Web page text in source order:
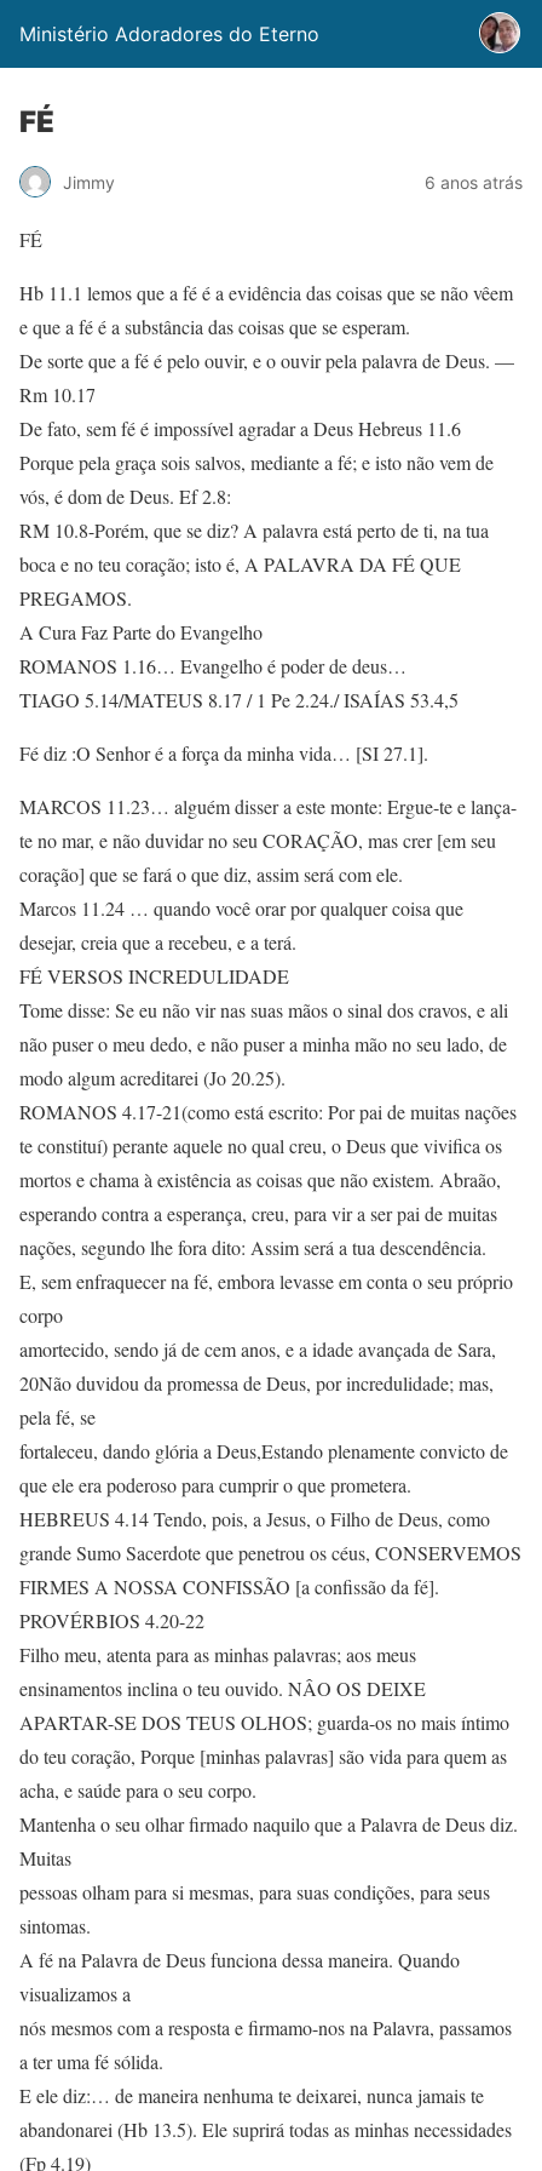
Ministério Adoradores do Eterno
FÉ
Jimmy 6 anos atrás
FÉ
Hb 11.1 lemos que a fé é a evidência das coisas que se não vêem
e que a fé é a substância das coisas que se esperam.
De sorte que a fé é pelo ouvir, e o ouvir pela palavra de Deus. —
Rm 10.17
De fato, sem fé é impossível agradar a Deus Hebreus 11.6
Porque pela graça sois salvos, mediante a fé; e isto não vem de
vós, é dom de Deus. Ef 2.8:
RM 10.8-Porém, que se diz? A palavra está perto de ti, na tua
boca e no teu coração; isto é, A PALAVRA DA FÉ QUE
PREGAMOS.
A Cura Faz Parte do Evangelho
ROMANOS 1.16… Evangelho é poder de deus…
TIAGO 5.14/MATEUS 8.17 / 1 Pe 2.24./ ISAÍAS 53.4,5
Fé diz :O Senhor é a força da minha vida… [SI 27.1].
MARCOS 11.23… alguém disser a este monte: Ergue-te e lança-
te no mar, e não duvidar no seu CORAÇÃO, mas crer [em seu
coração] que se fará o que diz, assim será com ele.
Marcos 11.24 … quando você orar por qualquer coisa que
desejar, creia que a recebeu, e a terá.
FÉ VERSOS INCREDULIDADE
Tome disse: Se eu não vir nas suas mãos o sinal dos cravos, e ali
não puser o meu dedo, e não puser a minha mão no seu lado, de
modo algum acreditarei (Jo 20.25).
ROMANOS 4.17-21(como está escrito: Por pai de muitas nações
te constituí) perante aquele no qual creu, o Deus que vivifica os
mortos e chama à existência as coisas que não existem. Abraão,
esperando contra a esperança, creu, para vir a ser pai de muitas
nações, segundo lhe fora dito: Assim será a tua descendência.
E, sem enfraquecer na fé, embora levasse em conta o seu próprio
corpo
amortecido, sendo já de cem anos, e a idade avançada de Sara,
20Não duvidou da promessa de Deus, por incredulidade; mas,
pela fé, se
fortaleceu, dando glória a Deus,Estando plenamente convicto de
que ele era poderoso para cumprir o que prometera.
HEBREUS 4.14 Tendo, pois, a Jesus, o Filho de Deus, como
grande Sumo Sacerdote que penetrou os céus, CONSERVEMOS
FIRMES A NOSSA CONFISSÃO [a confissão da fé].
PROVÉRBIOS 4.20-22
Filho meu, atenta para as minhas palavras; aos meus
ensinamentos inclina o teu ouvido. NÂO OS DEIXE
APARTAR-SE DOS TEUS OLHOS; guarda-os no mais íntimo
do teu coração, Porque [minhas palavras] são vida para quem as
acha, e saúde para o seu corpo.
Mantenha o seu olhar firmado naquilo que a Palavra de Deus diz.
Muitas
pessoas olham para si mesmas, para suas condições, para seus
sintomas.
A fé na Palavra de Deus funciona dessa maneira. Quando
visualizamos a
nós mesmos com a resposta e firmamo-nos na Palavra, passamos
a ter uma fé sólida.
E ele diz:… de maneira nenhuma te deixarei, nunca jamais te
abandonarei (Hb 13.5). Ele suprirá todas as minhas necessidades
(Fp 4.19)